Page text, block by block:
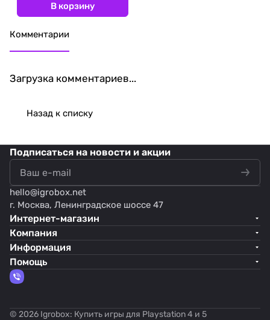
В корзину
Комментарии
Загрузка комментариев...
Назад к списку
Подписаться на новости и акции
hello@igrobox.net
г. Москва, Ленинградское шоссе 47
Интернет-магазин
Компания
Информация
Помощь
© 2026 Igrobox: Купить игры для Playstation 4 и 5